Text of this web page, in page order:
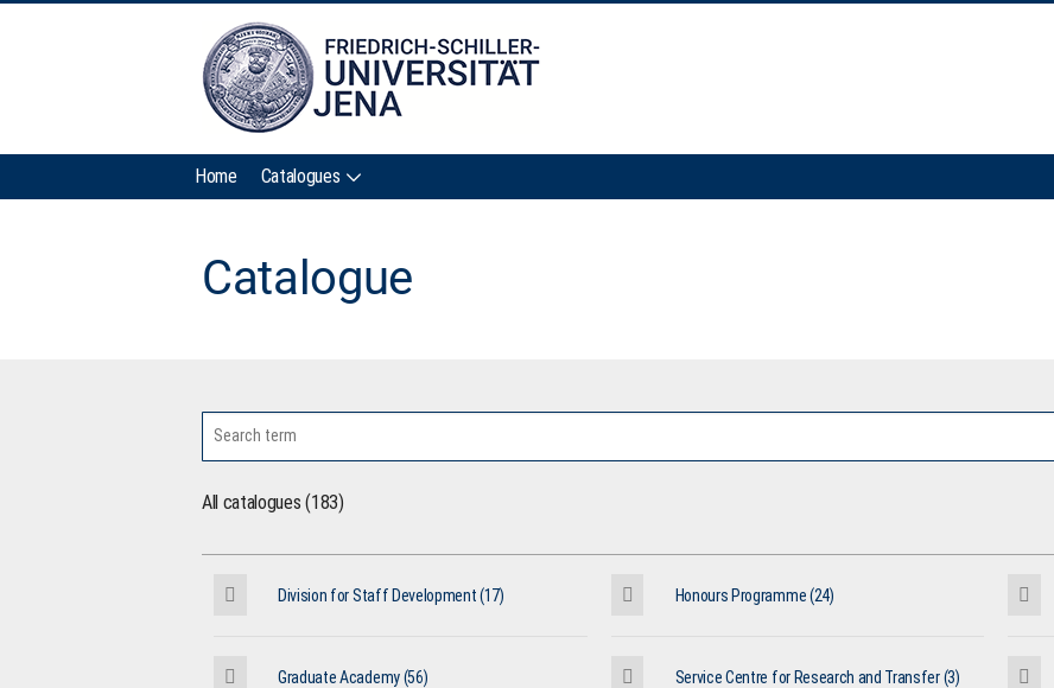
Home Catalogues
Catalogue
All catalogues (183)
Division for Staff Development (17) Honours Programme (24)
Graduate Academy (56) Service Centre for Research and Transfer (3)